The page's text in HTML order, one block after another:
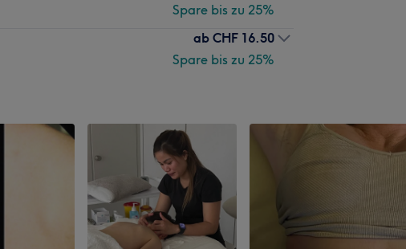
Spare bis zu 25%
ab CHF 16.50
Spare bis zu 25%